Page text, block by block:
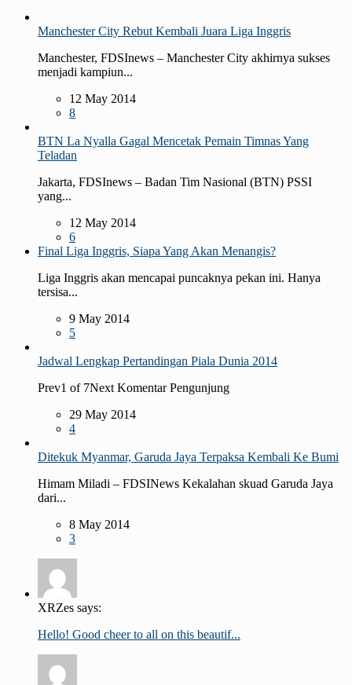
Manchester City Rebut Kembali Juara Liga Inggris
Manchester, FDSInews – Manchester City akhirnya sukses
menjadi kampiun...
12 May 2014
8
BTN La Nyalla Gagal Mencetak Pemain Timnas Yang
Teladan
Jakarta, FDSInews – Badan Tim Nasional (BTN) PSSI
yang...
12 May 2014
6
Final Liga Inggris, Siapa Yang Akan Menangis?
Liga Inggris akan mencapai puncaknya pekan ini. Hanya
tersisa...
9 May 2014
5
Jadwal Lengkap Pertandingan Piala Dunia 2014
Prev1 of 7Next Komentar Pengunjung
29 May 2014
4
Ditekuk Myanmar, Garuda Jaya Terpaksa Kembali Ke Bumi
Himam Miladi – FDSINews Kekalahan skuad Garuda Jaya
dari...
8 May 2014
3
XRZes says:
Hello! Good cheer to all on this beautif...